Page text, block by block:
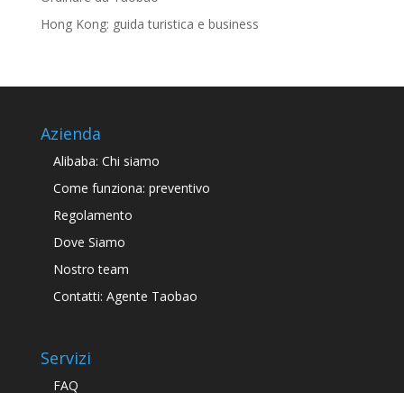
Hong Kong: guida turistica e business
Azienda
Alibaba: Chi siamo
Come funziona: preventivo
Regolamento
Dove Siamo
Nostro team
Contatti: Agente Taobao
Servizi
FAQ